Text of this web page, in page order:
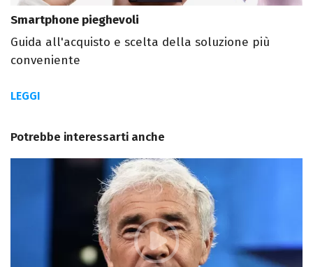
Smartphone pieghevoli
Guida all'acquisto e scelta della soluzione più
conveniente
LEGGI
Potrebbe interessarti anche